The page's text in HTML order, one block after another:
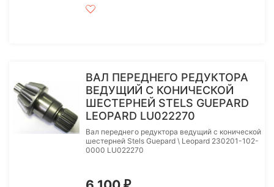
ВАЛ ПЕРЕДНЕГО РЕДУКТОРА
ВЕДУЩИЙ С КОНИЧЕСКОЙ
ШЕСТЕРНЕЙ STELS GUEPARD
LEOPARD LU022270
Вал переднего редуктора ведущий с конической
шестерней Stels Guepard \ Leopard 230201-102-
0000 LU022270